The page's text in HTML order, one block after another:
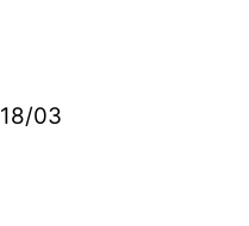
18/03